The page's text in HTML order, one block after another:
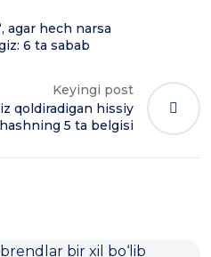
agar hech narsa
6 ta sabab
Keyingi post
qoldiradigan hissiy
5 ta belgisi